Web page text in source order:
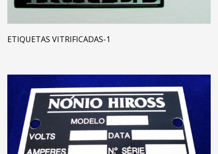
ETIQUETAS VITRIFICADAS-1